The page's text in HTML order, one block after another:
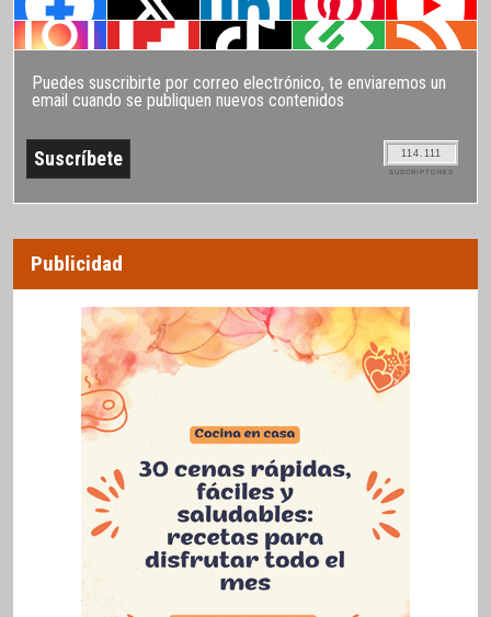
Puedes suscribirte por correo electrónico, te enviaremos un
email cuando se publiquen nuevos contenidos
114.111
SUSCRIPTORES
Publicidad